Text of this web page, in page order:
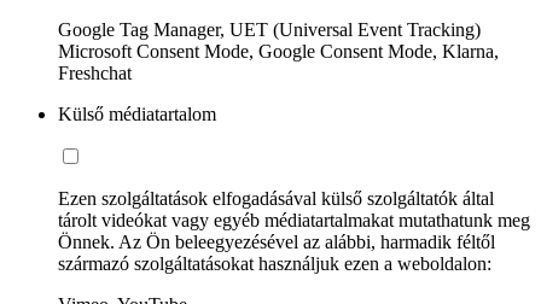
Google Tag Manager, UET (Universal Event Tracking)
Microsoft Consent Mode, Google Consent Mode, Klarna,
Freshchat
Külső médiatartalom
Ezen szolgáltatások elfogadásával külső szolgáltatók által
tárolt videókat vagy egyéb médiatartalmakat mutathatunk meg
Önnek. Az Ön beleegyezésével az alábbi, harmadik féltől
származó szolgáltatásokat használjuk ezen a weboldalon: